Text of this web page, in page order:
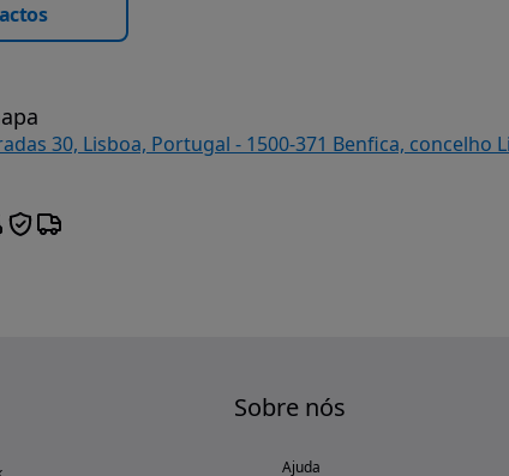
30, Lisboa, Portugal - 1500-371 Benfica, concelho
Sobre nós
Ajuda